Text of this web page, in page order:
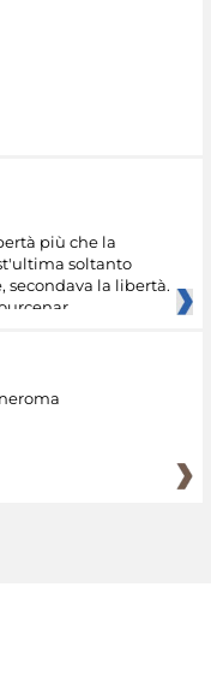
più che la
soltanto
secondava la libertà.